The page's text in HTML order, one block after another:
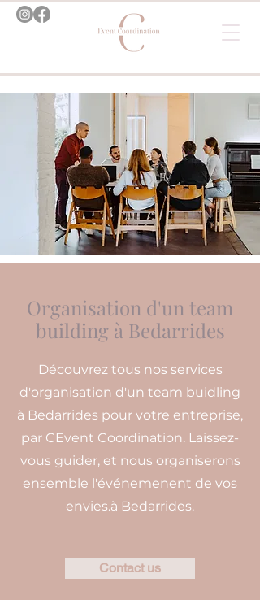
Organisation d'un team
building à Bedarrides
Découvrez tous nos services
d'organisation d'un team buidling
à Bedarrides pour votre entreprise,
par CEvent Coordination. Laissez-
vous guider, et nous organiserons
ensemble l'événemenent de vos
envies.à Bedarrides.
Contact us